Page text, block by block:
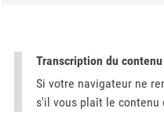
Transcription du
Si votre navigateur ne
s'il vous plaît le contenu